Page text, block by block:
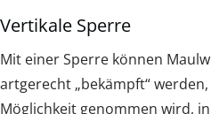
Vertikale Sperre
Mit einer Sperre können
artgerecht „bekämpft“
Möglichkeit genommen wird,